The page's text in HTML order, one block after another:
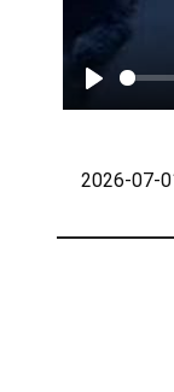
Play
2026-07-